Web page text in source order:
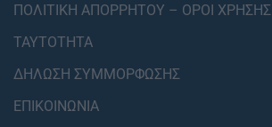
ΠΟΛΙΤΙΚΗ ΑΠΟΡΡΗΤΟΥ – ΟΡΟΙ ΧΡΗΣΗΣ
ΤΑΥΤΟΤΗΤΑ
ΔΗΛΩΣΗ ΣΥΜΜΟΡΦΩΣΗΣ
ΕΠΙΚΟΙΝΩΝΙΑ